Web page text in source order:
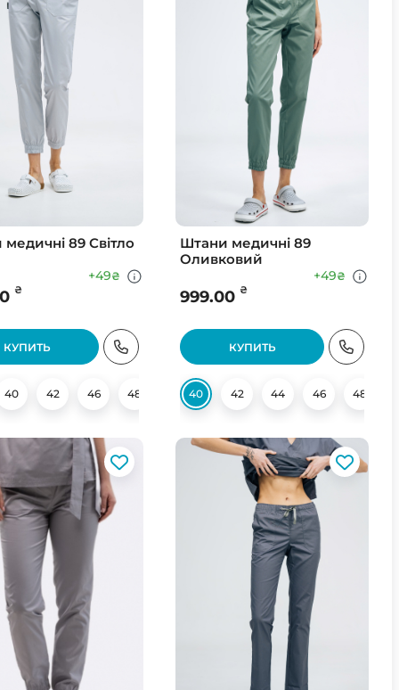
89 Світло
₴
+49₴
КУПИТЬ
40 42 46 48 50 52
Штани медичні 89
Оливковий
999.00 ₴
+49₴
КУПИТЬ
40 42 44 46 48